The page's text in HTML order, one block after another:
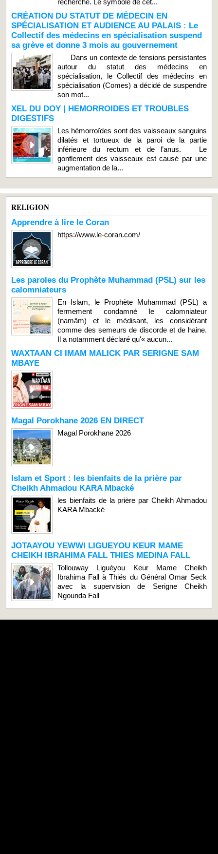
CRÉATION DU STATUT DE MÉDECIN EN
SPÉCIALISATION ET AUDIENCE AU PALAIS : Le
Collectif des médecins en spécialisation suspend
sa grève et donne 3 mois au gouvernement
Dans un contexte de tensions persistantes
autour du statut des médecins en
spécialisation, le Collectif des médecins en
spécialisation (Comes) a décidé de suspendre
son mot...
XEL DU DOY | HEMORROIDES ET TROUBLES
DIGESTIFS
Les hémorroïdes sont des vaisseaux sanguins
dilatés et tortueux de la paroi de la partie
inférieure du rectum et de l’anus. Le
gonflement des vaisseaux est causé par une
augmentation de la...
RELIGION
Apprendre à lire le Coran
https://www.le-coran.com/
Les paroles du Prophète Muhammad (PSL) sur les
calomniateurs
En Islam, le Prophète Muhammad (PSL) a
fermement condamné le calomniateur
(namâm) et le médisant, les considérant
comme des semeurs de discorde et de haine.
Il a notamment déclaré qu'« aucun...
WAXTAAN CI IMAM MALICK PAR SERIGNE SAM
MBAYE
Magal Porokhane 2026 EN DIRECT
Magal Porokhane 2026
Islam et Sport : les bienfaits de la prière par
Cheikh Ahmadou KARA Mbacké
les bienfaits de la prière par Cheikh Ahmadou
KARA Mbacké
JOTAAYOU YEWWI LIGUEYOU KEUR MAME
CHEIKH IBRAHIMA FALL THIES MEDINA FALL
Tollouway Liguéyou Keur Mame Cheikh
Ibrahima Fall à Thiés du Général Omar Seck
avec la supervision de Serigne Cheikh
Ngounda Fall